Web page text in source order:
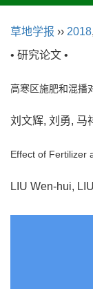
草地学报 ›› 2018,
• 研究论文 •
高寒区施肥和混播
刘文辉, 刘勇,
Effect of Fertilizer
LIU Wen-hui,